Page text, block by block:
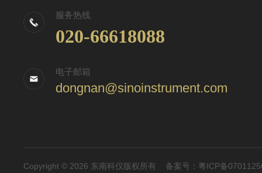
服务热线
020-66618088
电子邮箱
dongnan@sinoinstrument.com
Copyright © 2026 东南科仪版权所有 备案号：粤ICP备